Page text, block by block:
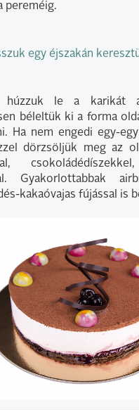
pereméig.
egy éjszakán
húzzuk le a karikát
béleltük ki a forma
Ha nem engedi egy-
dörzsöljük meg az
Gyakorlottabbak
kakaóvajas fújással is